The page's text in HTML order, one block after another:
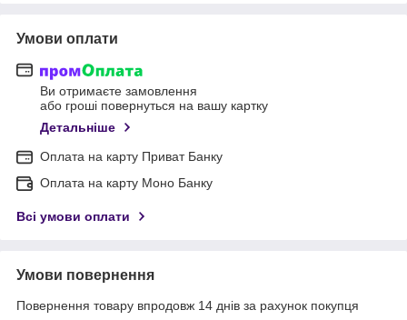
Умови оплати
Ви отримаєте замовлення
або гроші повернуться на вашу картку
Детальніше
Оплата на карту Приват Банку
Оплата на карту Моно Банку
Всі умови оплати
Умови повернення
Повернення товару впродовж 14 днів за рахунок покупця